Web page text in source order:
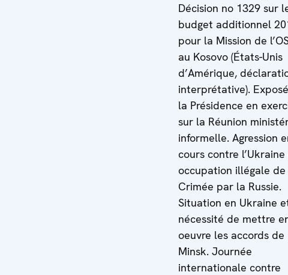
Décision no 1329 sur
budget additionnel
pour la Mission de
au Kosovo (États-Unis
d’Amérique,
interprétative).
la Présidence en
sur la Réunion
informelle. Agression
cours contre
occupation illégale de
Crimée par la Russie.
Situation en Ukraine
nécessité de mettre
oeuvre les accords de
Minsk. Journée
internationale contre